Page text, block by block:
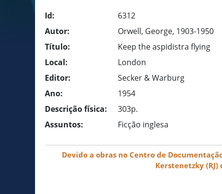
Id:
6312
Autor:
Orwell, George, 1903-1950
Título:
Keep the aspidistra flying
Local:
London
Editor:
Secker & Warburg
Ano:
1954
Descrição física:
303p.
Assuntos:
Ficção inglesa
Devido a obras no Centro de
Kerstenetzky